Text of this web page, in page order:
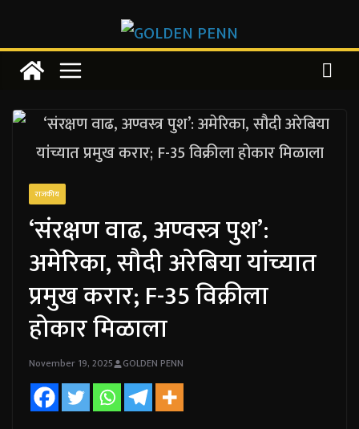
to
content
राजकीय
‘संरक्षण वाढ, अण्वस्त्र पुश’:
अमेरिका, सौदी अरेबिया यांच्यात
प्रमुख करार; F-35 विक्रीला
होकार मिळाला
November 19, 2025 GOLDEN PENN